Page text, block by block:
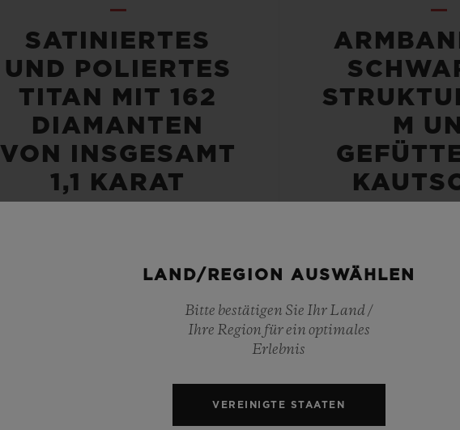
SATINIERTES
UND POLIERTES
TITAN MIT 162
DIAMANTEN
VON INSGESAMT
1,1 KARAT
M
WASSERDICHTIGKEIT
LAND/REGION AUSWÄHLEN
Bitte bestätigen Sie Ihr Land /
Ihre Region für ein optimales
Erlebnis
VEREINIGTE STAATEN